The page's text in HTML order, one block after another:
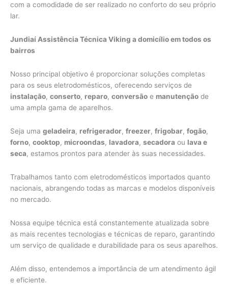
com a comodidade de ser realizado no conforto do seu próprio
lar.
Jundiaí Assistência Técnica Viking a domicílio em todos os
bairros
Nosso principal objetivo é proporcionar soluções completas
para os seus eletrodomésticos, oferecendo serviços de
instalação, conserto, reparo, conversão e manutenção de
uma ampla gama de aparelhos.
Seja uma geladeira, refrigerador, freezer, frigobar, fogão,
forno, cooktop, microondas, lavadora, secadora ou lava e
seca, estamos prontos para atender às suas necessidades.
Trabalhamos tanto com eletrodomésticos importados quanto
nacionais, abrangendo todas as marcas e modelos disponíveis
no mercado.
Nossa equipe técnica está constantemente atualizada sobre
as mais recentes tecnologias e técnicas de reparo, garantindo
um serviço de qualidade e durabilidade para os seus aparelhos.
Além disso, entendemos a importância de um atendimento ágil
e eficiente.